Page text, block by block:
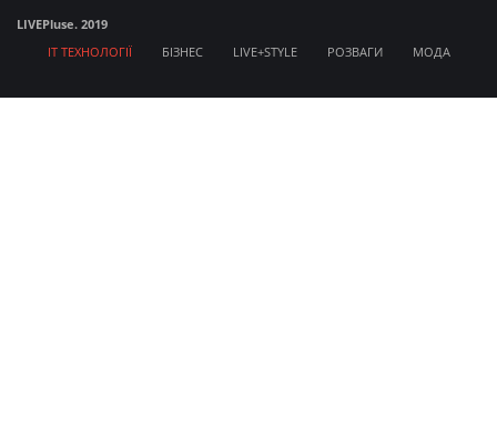
LIVEPluse. 2019
IT ТЕХНОЛОГІЇ
БІЗНЕС LIVE+STYLE РОЗВАГИ МОДА